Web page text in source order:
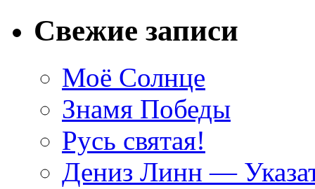
Свежие записи
Моё Солнце
Знамя Победы
Русь святая!
Дениз Линн —